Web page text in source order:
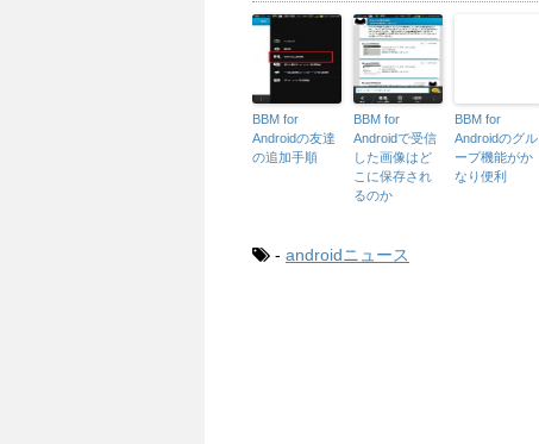
BBM for
Androidの友達
の追加手順
BBM for
Androidで受信
した画像はど
こに保存され
るのか
BBM for
Androidのグル
ープ機能がか
なり便利
- androidニュース